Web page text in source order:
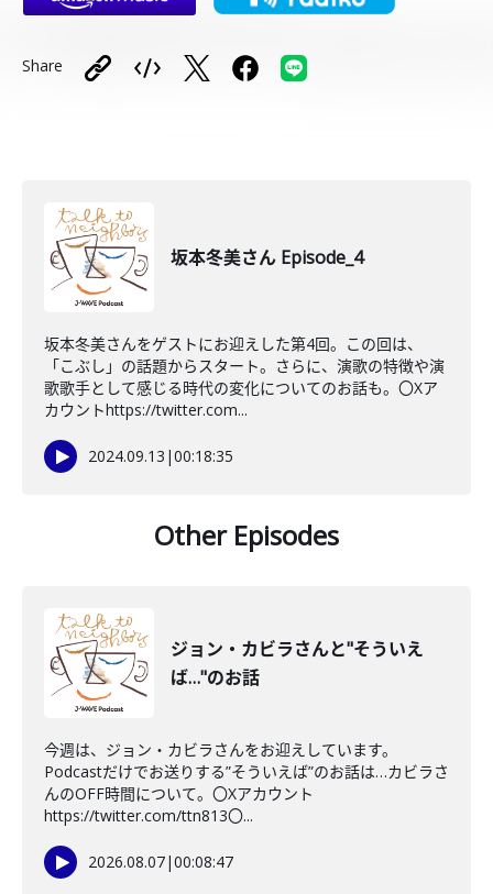
Share
坂本冬美さん Episode_4
坂本冬美さんをゲストにお迎えした第4回。この回は、
「こぶし」の話題からスタート。さらに、演歌の特徴や演
歌歌手として感じる時代の変化についてのお話も。〇Xア
カウントhttps://twitter.com...
2024.09.13 |00:18:35
Other Episodes
ジョン・カビラさんと"そういえ
ば…"のお話
今週は、ジョン・カビラさんをお迎えしています。
Podcastだけでお送りする”そういえば”のお話は…カビラさ
んのOFF時間について。〇Xアカウント
https://twitter.com/ttn813〇...
2026.08.07|00:08:47